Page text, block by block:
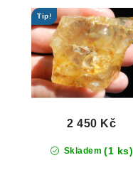
Tip!
Skladem (1 ks)
2 450 Kč